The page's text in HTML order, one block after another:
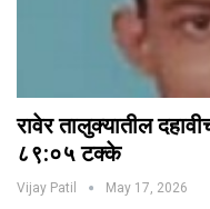
रावेर तालुक्यातील
८९:०५ टक्के
Vijay Patil May 17, 2026